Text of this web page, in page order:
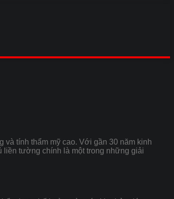
tính thẩm mỹ cao. Với gần 30 năm kinh
liền tường chính là một trong những giải